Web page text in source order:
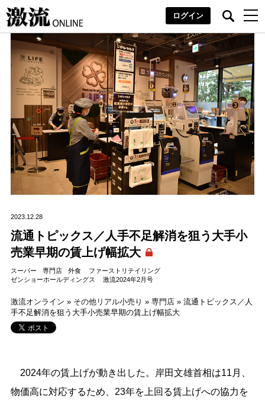
ログイン
2023.12.28
流通トピックス／人手不足解消を狙う大手小
売業早期の賃上げ幅拡大
スーパー 専門店 外食
ファーストリテイリング
ゼンショーホールディングス
激流2024年2月号
激流オンライン » その他リアル小売り » 専門店» 流通トピックス／人
手不足解消を狙う大手小売業早期の賃上げ幅拡大
2024年の賃上げが動き出した。岸田文雄首相は11月、
物価高に対応するため、23年を上回る賃上げへの協力を